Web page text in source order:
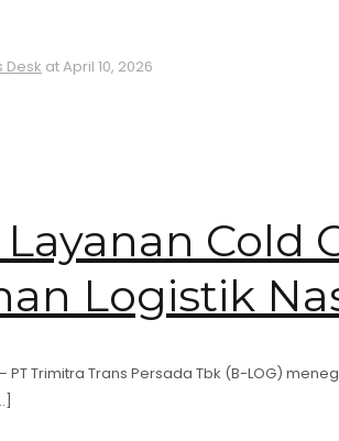
Desk atApril 10, 2026
Cold
Logistik
PT Trimitra Trans Persada Tbk (B-LOG)